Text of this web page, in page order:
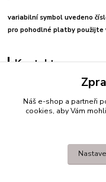
variabilní symbol uvedeno
pro pohodlné platby použijte
Kontakty
+420 608212713
fitnessio@post.cz
Náš e-shop a partneři
cookies, aby Vám